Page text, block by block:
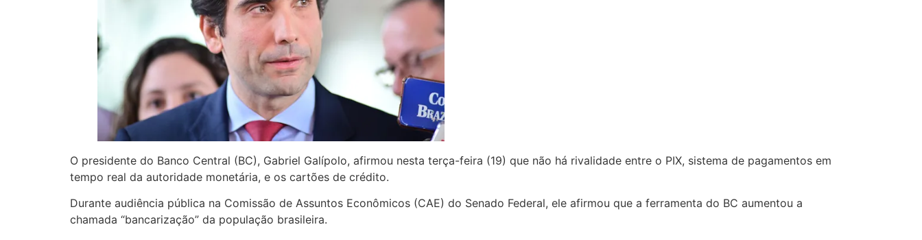
O presidente do Banco Central (BC), Gabriel Galípolo, afirmou nesta terça-feira (19) que não há rivalidade entre o PIX, sistema de pagamentos em
tempo real da autoridade monetária, e os cartões de crédito.
Durante audiência pública na Comissão de Assuntos Econômicos (CAE) do Senado Federal, ele afirmou que a ferramenta do BC aumentou a
chamada “bancarização” da população brasileira.